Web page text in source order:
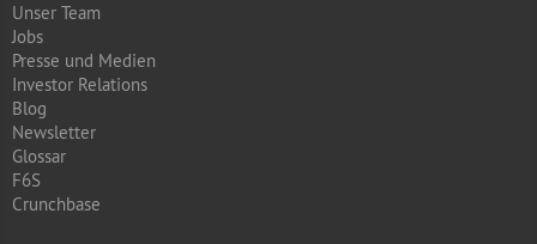
Unser Team
Jobs
Presse und Medien
Investor Relations
Blog
Newsletter
Glossar
F6S
Crunchbase